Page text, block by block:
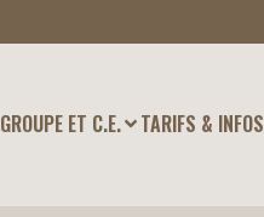
GROUPE ET C.E. TARIFS & INFOS